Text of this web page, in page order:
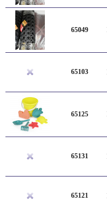
65049
65103
65125
65131
65121